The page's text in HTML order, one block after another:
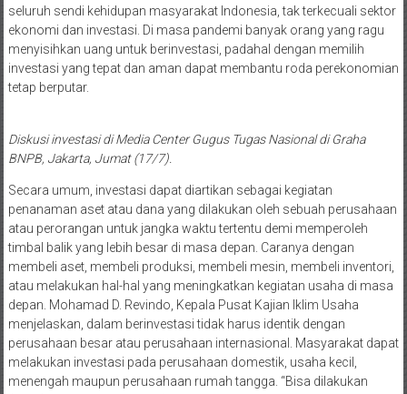
seluruh sendi kehidupan masyarakat Indonesia, tak terkecuali sektor
ekonomi dan investasi. Di masa pandemi banyak orang yang ragu
menyisihkan uang untuk berinvestasi, padahal dengan memilih
investasi yang tepat dan aman dapat membantu roda perekonomian
tetap berputar.
Diskusi investasi di Media Center Gugus Tugas Nasional di Graha
BNPB, Jakarta, Jumat (17/7).
Secara umum, investasi dapat diartikan sebagai kegiatan
penanaman aset atau dana yang dilakukan oleh sebuah perusahaan
atau perorangan untuk jangka waktu tertentu demi memperoleh
timbal balik yang lebih besar di masa depan. Caranya dengan
membeli aset, membeli produksi, membeli mesin, membeli inventori,
atau melakukan hal-hal yang meningkatkan kegiatan usaha di masa
depan. Mohamad D. Revindo, Kepala Pusat Kajian Iklim Usaha
menjelaskan, dalam berinvestasi tidak harus identik dengan
perusahaan besar atau perusahaan internasional. Masyarakat dapat
melakukan investasi pada perusahaan domestik, usaha kecil,
menengah maupun perusahaan rumah tangga. “Bisa dilakukan